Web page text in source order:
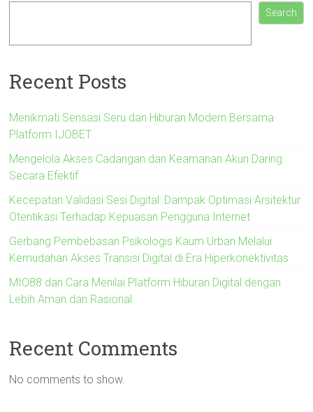
Search
Recent Posts
Menikmati Sensasi Seru dan Hiburan Modern Bersama
Platform IJOBET
Mengelola Akses Cadangan dan Keamanan Akun Daring
Secara Efektif
Kecepatan Validasi Sesi Digital: Dampak Optimasi Arsitektur
Otentikasi Terhadap Kepuasan Pengguna Internet
Gerbang Pembebasan Psikologis Kaum Urban Melalui
Kemudahan Akses Transisi Digital di Era Hiperkonektivitas
MIO88 dan Cara Menilai Platform Hiburan Digital dengan
Lebih Aman dan Rasional
Recent Comments
No comments to show.